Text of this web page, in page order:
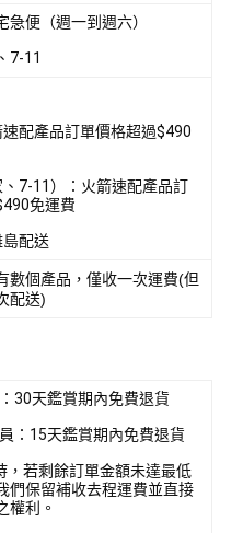
急便（週一到週六）
7-11
配產品訂單價格超過$490
、7-11）：火箭速配產品訂
免運費
島配送
數個產品，僅收一次運費(但
配送)
30天鑑賞期內免費退貨
：15天鑑賞期內免費退貨
，若剩餘訂單金額未達最低
們保留補收去程運費並直接
權利。